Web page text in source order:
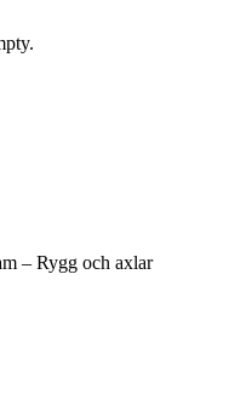
– Rygg och axlar